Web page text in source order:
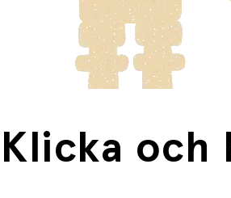
Sand-/jordventil i botten för
lättare bärande
Kan tvättas i 30 °C utan
Diameter: 140 cm
Material: 90 % polyester, 10 %
Produkter som omfattas av detta
frakten för dessa varor visas i kassan.
Fri frakt när du handlar för mer än
Klicka och